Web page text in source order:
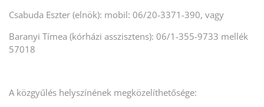
Csabuda Eszter (elnök): mobil: 06/20-3371-390, vagy
Baranyi Tímea (kórházi asszisztens): 06/1-355-9733 mellék
57018
A közgyűlés helyszínének megközelíthetősége: